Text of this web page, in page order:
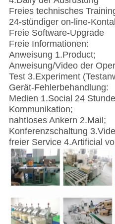
Freies technisches
24-stündiger on-line-
Freie Software-Upgrade
Freie Informationen:
Anweisung 1.Product;
Anweisung/Video der
Test 3.Experiment
Gerät-Fehlerbehandlung:
Medien 1.Social 24
Kommunikation;
nahtloses Ankern 2.Mail;
Konferenzschaltung
freier Service 4.Artificial